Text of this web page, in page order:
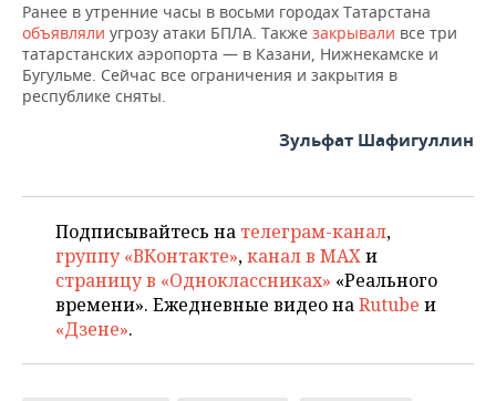
ФИГУРНОЕ КАТАНИЕ
ВОДНЫЕ ВИДЫ СПОРТА
МЕДИЦИНА
ОБРАЗОВАНИЕ
Ранее в утренние часы в восьми городах Татарстана
объявляли угрозу атаки БПЛА. Также закрывали все три
татарстанских аэропорта — в Казани, Нижнекамске и
Бугульме. Сейчас все ограничения и закрытия в
республике сняты.
Зульфат Шафигуллин
Подписывайтесь на телеграм-канал,
группу «ВКонтакте»,канал в MAXи
страницу в «Одноклассниках» «Реального
времени». Ежедневные видео наRutube и
«Дзене».